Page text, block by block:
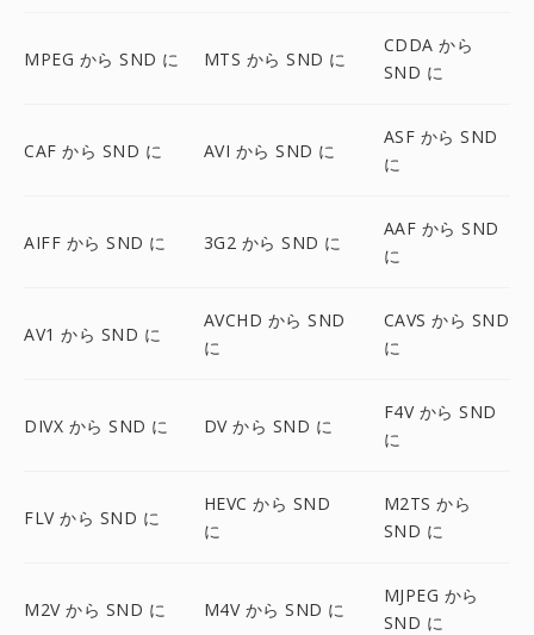
MPEG から SND に MTS から SND に
CDDA から
SND に
CAF から SND に AVI から SND に
ASF から SND
に
AIFF から SND に 3G2 から SND に
AAF から SND
に
AV1 から SND に
AVCHD から SND
に
CAVS から SND
に
DIVX から SND に DV から SND に
F4V から SND
に
FLV から SND に
HEVC から SND
に
M2TS から
SND に
M2V から SND に M4V から SND に
MJPEG から
SND に